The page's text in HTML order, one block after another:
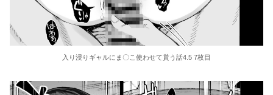
入り浸りギャルにま〇こ使わせて貰う話4.5 7枚目